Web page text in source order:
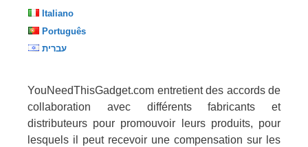
Italiano
Português
עברית
YouNeedThisGadget.com entretient des accords de
collaboration avec différents fabricants et
distributeurs pour promouvoir leurs produits, pour
lesquels il peut recevoir une compensation sur les